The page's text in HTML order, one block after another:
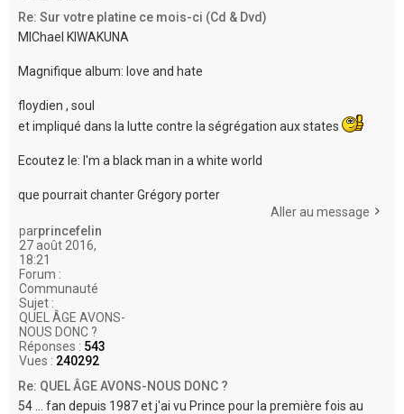
Re: Sur votre platine ce mois-ci (Cd & Dvd)
MIChael KIWAKUNA
Magnifique album: love and hate
floydien , soul
et impliqué dans la lutte contre la ségrégation aux states
Ecoutez le: I'm a black man in a white world
que pourrait chanter Grégory porter
Aller au message
parprincefelin
27 août 2016,
18:21
Forum :
Communauté
Sujet :
QUEL ÂGE AVONS-
NOUS DONC ?
Réponses : 543
Vues : 240292
Re: QUEL ÂGE AVONS-NOUS DONC ?
54 ... fan depuis 1987 et j'ai vu Prince pour la première fois au